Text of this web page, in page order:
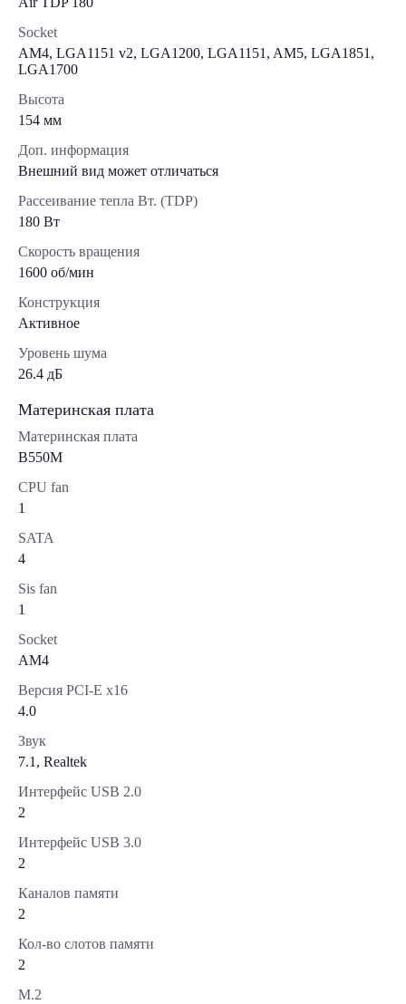
Socket
AM4, LGA1151 v2, LGA1200, LGA1151, AM5, LGA1851,
LGA1700
Высота
154 мм
Доп. информация
Внешний вид может отличаться
Рассеивание тепла Вт. (TDP)
180 Вт
Скорость вращения
1600 об/мин
Конструкция
Активное
Уровень шума
26.4 дБ
Материнская плата
Материнская плата
B550M
CPU fan
1
SATA
4
Sis fan
1
Socket
AM4
Версия PCI-E x16
4.0
Звук
7.1, Realtek
Интерфейс USB 2.0
2
Интерфейс USB 3.0
2
Каналов памяти
2
Кол-во слотов памяти
2
М.2